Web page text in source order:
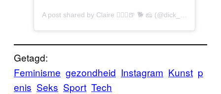
Getagd:
Feminisme gezondheid Instagram Kunst p
enis Seks Sport Tech